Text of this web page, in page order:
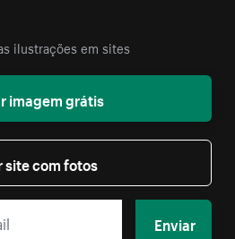
ilustrações em sites
imagem grátis
site com fotos
Enviar